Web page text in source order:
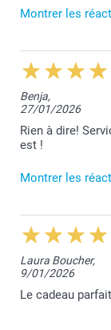
Montrer les
3/03/2026
13:03
Votre
Votre
Nous
Benja,
27/01/2026
Rien à dire!
est !
Montrer les
5/03/2026
12:47
Nous
excellent
est notre
L'équipe
disposition.
Laura Boucher,
9/01/2026
Le cadeau parfait